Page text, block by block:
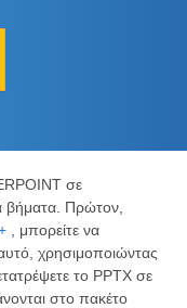
σε
βήματα. Πρώτον,
, μπορείτε να
χρησιμοποιώντας
το PPTX σε
στο πακέτο